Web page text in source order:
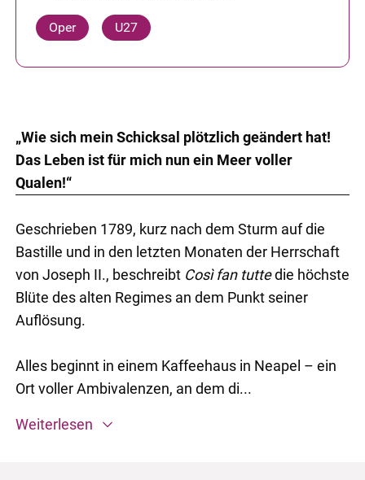
Oper U27
„Wie sich mein Schicksal plötzlich geändert hat!
Das Leben ist für mich nun ein Meer voller
Qualen!“
Geschrieben 1789, kurz nach dem Sturm auf die
Bastille und in den letzten Monaten der Herrschaft
von Joseph II., beschreibt Così fan tuttedie höchste
Blüte des alten Regimes an dem Punkt seiner
Auflösung.
Alles beginnt in einem Kaffeehaus in Neapel – ein
Ort voller Ambivalenzen, an dem di...
Weiterlesen